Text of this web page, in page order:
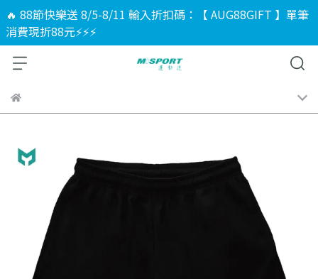
🔥 88節快樂送 8/5-8/11 輸入折扣碼：【 AUG88GIFT 】單筆
消費現折88元⚡⚡⚡